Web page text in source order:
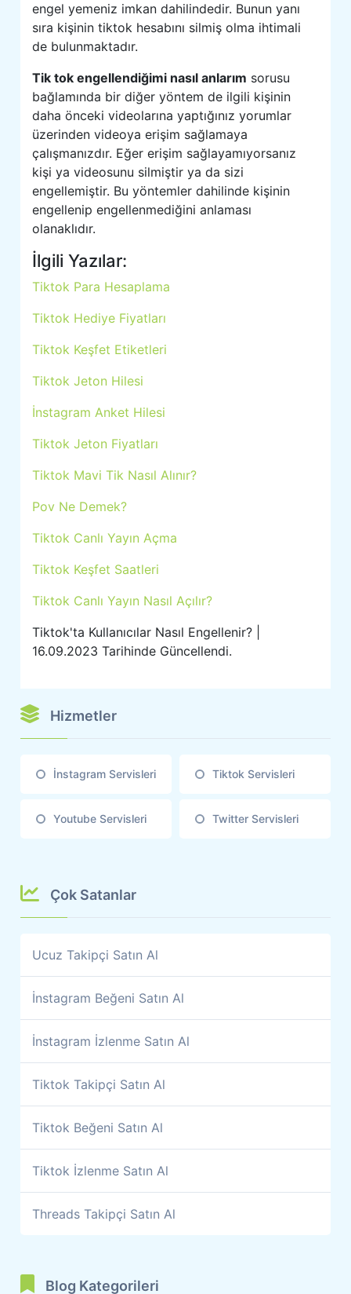
engel yemeniz imkan dahilindedir. Bunun yanı
sıra kişinin tiktok hesabını silmiş olma ihtimali
de bulunmaktadır.
Tik tok engellendiğimi nasıl anlarım sorusu
bağlamında bir diğer yöntem de ilgili kişinin
daha önceki videolarına yaptığınız yorumlar
üzerinden videoya erişim sağlamaya
çalışmanızdır. Eğer erişim sağlayamıyorsanız
kişi ya videosunu silmiştir ya da sizi
engellemiştir. Bu yöntemler dahilinde kişinin
engellenip engellenmediğini anlaması
olanaklıdır.
İlgili Yazılar:
Tiktok Para Hesaplama
Tiktok Hediye Fiyatları
Tiktok Keşfet Etiketleri
Tiktok Jeton Hilesi
İnstagram Anket Hilesi
Tiktok Jeton Fiyatları
Tiktok Mavi Tik Nasıl Alınır?
Pov Ne Demek?
Tiktok Canlı Yayın Açma
Tiktok Keşfet Saatleri
Tiktok Canlı Yayın Nasıl Açılır?
Tiktok'ta Kullanıcılar Nasıl Engellenir? |
16.09.2023 Tarihinde Güncellendi.
Hizmetler
İnstagram Servisleri Tiktok Servisleri
Youtube Servisleri Twitter Servisleri
Çok Satanlar
Ucuz Takipçi Satın Al
İnstagram Beğeni Satın Al
İnstagram İzlenme Satın Al
Tiktok Takipçi Satın Al
Tiktok Beğeni Satın Al
Tiktok İzlenme Satın Al
Threads Takipçi Satın Al
Blog Kategorileri